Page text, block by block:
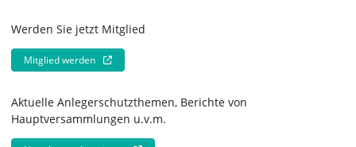
Werden Sie jetzt Mitglied
Mitglied werden
Aktuelle Anlegerschutzthemen, Berichte von
Hauptversammlungen u.v.m.